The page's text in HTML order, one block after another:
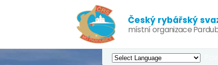
Český rybářský
místní organizace